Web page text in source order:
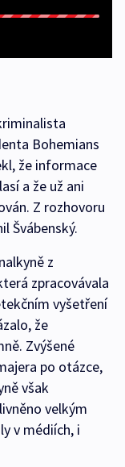
Bohemians
že informace
a že už ani
Z rozhovoru
Švábenský.
z
zpracovávala
vyšetření
že
Zvýšené
po otázce,
však
velkým
v médiích, i